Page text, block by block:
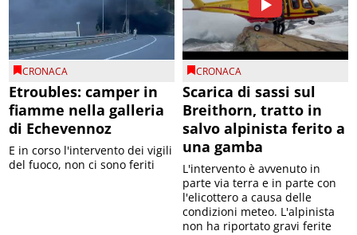
CRONACA
Etroubles: camper in
fiamme nella galleria
di Echevennoz
E in corso l'intervento dei vigili
del fuoco, non ci sono feriti
CRONACA
Scarica di sassi sul
Breithorn, tratto in
salvo alpinista ferito a
una gamba
L'intervento è avvenuto in
parte via terra e in parte con
l'elicottero a causa delle
condizioni meteo. L'alpinista
non ha riportato gravi ferite